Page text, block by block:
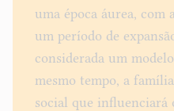
uma época áurea,
um período de
considerada um
mesmo tempo, a
social que influenciará